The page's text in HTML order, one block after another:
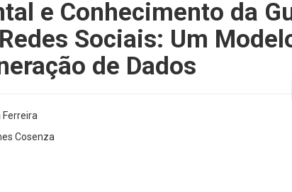
e Conhecimento da
Sociais: Um
de Dados
Ferreira
Cosenza